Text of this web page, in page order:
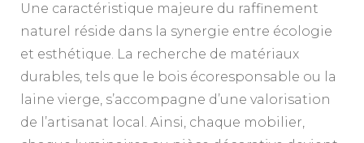
Une caractéristique majeure du raffinement
naturel réside dans la synergie entre écologie
et esthétique. La recherche de matériaux
durables, tels que le bois écoresponsable ou la
laine vierge, s’accompagne d’une valorisation
de l’artisanat local. Ainsi, chaque mobilier,